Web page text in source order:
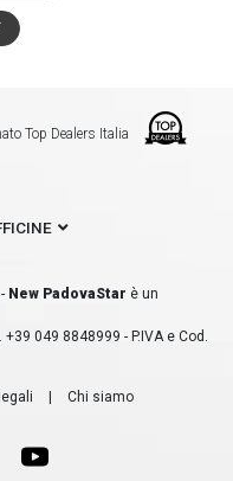
Top Dealers Italia
New PadovaStar è un
049 8848999 - P.IVA e Cod.
| Chi siamo